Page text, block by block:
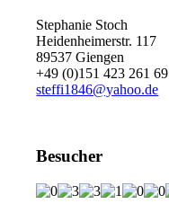
Stephanie Stoch
Heidenheimerstr. 117
89537 Giengen
+49 (0)151 423 261 69
steffi1846@yahoo.de
Besucher